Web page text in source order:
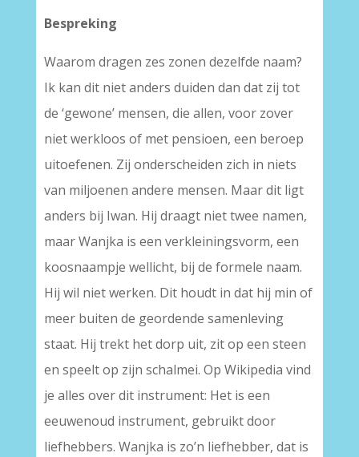
Bespreking
Waarom dragen zes zonen dezelfde naam?
Ik kan dit niet anders duiden dan dat zij tot
de ‘gewone’ mensen, die allen, voor zover
niet werkloos of met pensioen, een beroep
uitoefenen. Zij onderscheiden zich in niets
van miljoenen andere mensen. Maar dit ligt
anders bij Iwan. Hij draagt niet twee namen,
maar Wanjka is een verkleiningsvorm, een
koosnaampje wellicht, bij de formele naam.
Hij wil niet werken. Dit houdt in dat hij min of
meer buiten de geordende samenleving
staat. Hij trekt het dorp uit, zit op een steen
en speelt op zijn schalmei. Op Wikipedia vind
je alles over dit instrument: Het is een
eeuwenoud instrument, gebruikt door
liefhebbers. Wanjka is zo’n liefhebber, dat is